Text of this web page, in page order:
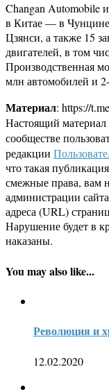
Changan Automobile
в Китае — в
Цзянси, а также 15
двигателей, в том
Производственная
млн автомобилей и
Материал: https://
Настоящий материал
сообществе
редакции
что такая
смежные права, вам
администрации
адреса (URL)
Нарушение будет в
наказаны.
You may also like...
Революция и
12.02.2020